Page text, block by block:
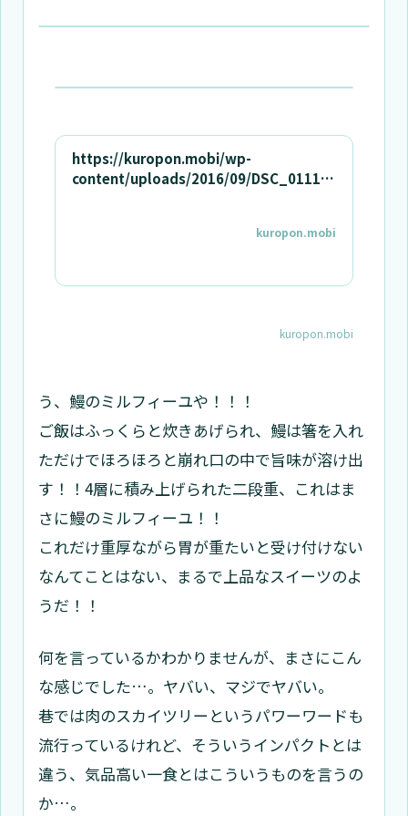
https://kuropon.mobi/wp-
content/uploads/2016/09/DSC_0111.j
kuropon.mobi
kuropon.mobi
う、鰻のミルフィーユや！！！
ご飯はふっくらと炊きあげられ、鰻は箸を入れ
ただけでほろほろと崩れ口の中で旨味が溶け出
す！！4層に積み上げられた二段重、これはま
さに鰻のミルフィーユ！！
これだけ重厚ながら胃が重たいと受け付けない
なんてことはない、まるで上品なスイーツのよ
うだ！！
何を言っているかわかりませんが、まさにこん
な感じでした…。ヤバい、マジでヤバい。
巷では肉のスカイツリー というパワーワードも
流行っているけれど、そういうインパクトとは
違う、気品高い一食とはこういうものを言うの
か…。